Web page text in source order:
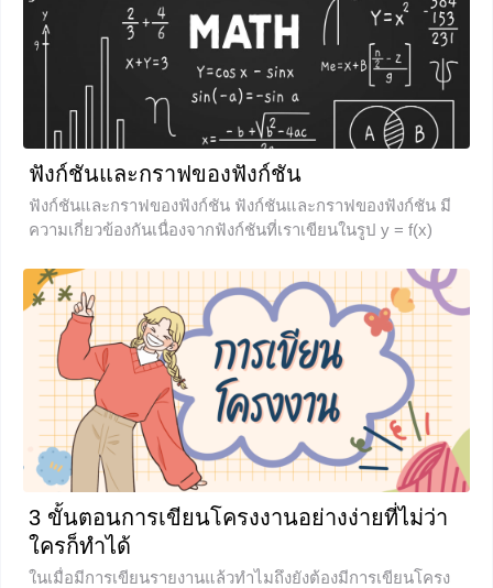
เปรียบได้กับทหาร มีความชำนาญ เวลาที่ข้าศึกมาหรือเกิดโรค
ภัยขึ้นก็อย่างวางใจ แผ่ลามไปทุกแห่ง
ฟังก์ชันและกราฟของฟังก์ชัน
ฟังก์ชันและกราฟของฟังก์ชัน ฟังก์ชันและกราฟของฟังก์ชัน มี
ความเกี่ยวข้องกันเนื่องจากฟังก์ชันที่เราเขียนในรูป y = f(x)
พิกัดฉากก็คือ กราฟที่ประกอบไปด้วยแกน x และ แกน y ก่อน
ที่เราจะเริ่มบทเรียนของฟังก์ชัน อยากให้น้องๆได้ศึกษารูปต่อไป
นี้ก่อนนะคะ จากรูป คือการส่งสมาชิกในเซต A ไปยังสมาชิกใน
เซต B เซต A จะถูกเรียกว่า โดเมน
3 ขั้นตอนการเขียนโครงงานอย่างง่ายที่ไม่ว่า
ใครก็ทำได้
ในเมื่อมีการเขียนรายงานแล้วทำไมถึงยังต้องมีการเขียนโครง